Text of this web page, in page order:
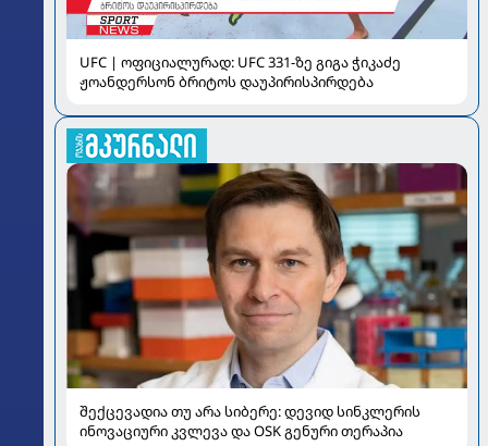
UFC | ოფიციალურად: UFC 331-ზე გიგა ჭიკაძე
ჟოანდერსონ ბრიტოს დაუპირისპირდება
შექცევადია თუ არა სიბერე: დევიდ სინკლერის
ინოვაციური კვლევა და OSK გენური თერაპია